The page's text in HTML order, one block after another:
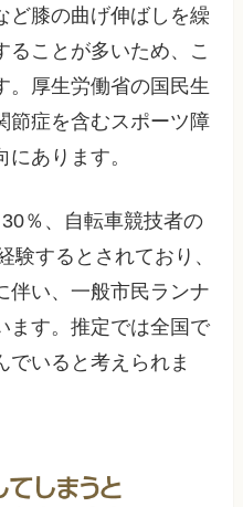
ど膝の曲げ伸ばしを繰
ることが多いため、こ
。厚生労働省の国民生
節症を含むスポーツ障
あります。
％、自転車競技者の
験するとされており、
伴い、一般市民ランナ
ます。推定では全国で
でいると考えられま